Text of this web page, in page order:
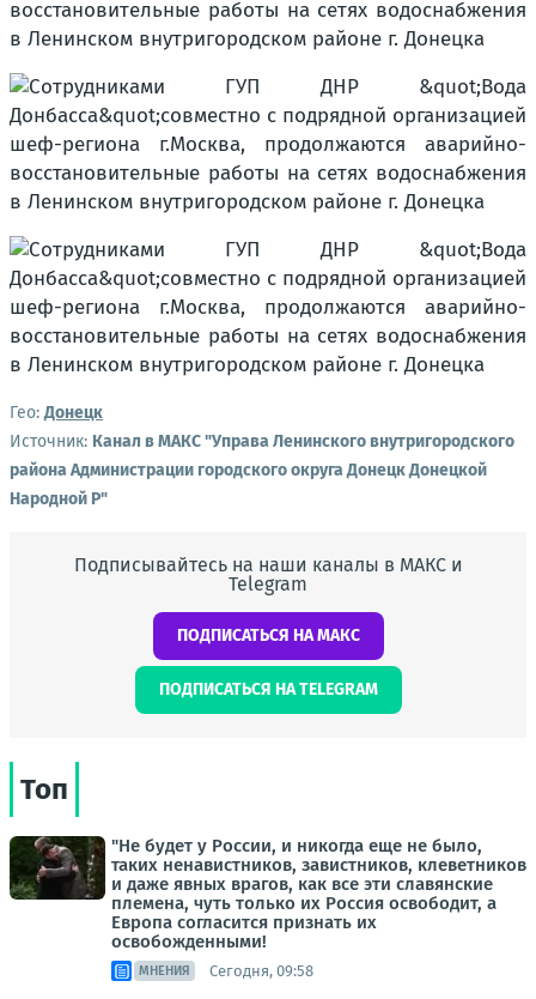
Гео:Донецк
Источник: Канал в МАКС "Управа Ленинского внутригородского
района Администрации городского округа Донецк Донецкой
Народной Р"
Подписывайтесь на наши каналы в МАКС и
Telegram
ПОДПИСАТЬСЯ НА МАКС
ПОДПИСАТЬСЯ НА TELEGRAM
Топ
"Не будет у России, и никогда еще не было,
таких ненавистников, завистников, клеветников
и даже явных врагов, как все эти славянские
племена, чуть только их Россия освободит, а
Европа согласится признать их
освобожденными!
МНЕНИЯ Сегодня, 09:58